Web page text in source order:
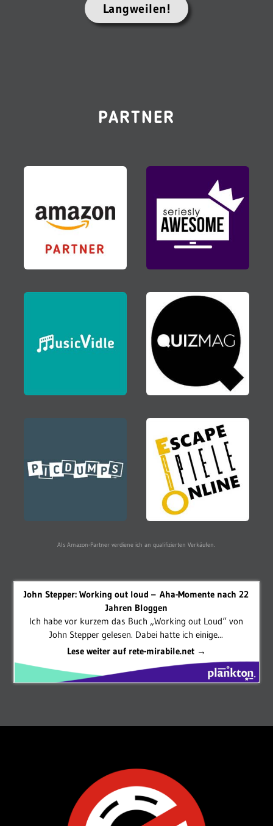
Langweilen!
PARTNER
Als Amazon-Partner verdiene ich an qualifizierten Verkäufen.
John Stepper: Working out loud – Aha-Momente nach 22
Jahren Bloggen
Ich habe vor kurzem das Buch „Working out Loud“ von
John Stepper gelesen. Dabei hatte ich einige...
Lese weiter auf rete-mirabile.net →